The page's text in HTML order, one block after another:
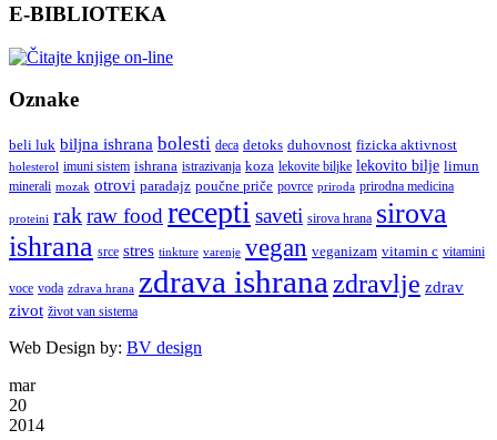
E-BIBLIOTEKA
Oznake
beli luk biljna ishrana bolesti deca detoks duhovnost fizicka aktivnost
holesterol imuni sistem ishrana istrazivanja koza lekovite biljke lekovito bilje limun
minerali mozak otrovi paradajz poučne priče povrce priroda prirodna medicina
proteini rakraw food recepti saveti sirova hrana sirova
ishrana srce stres tinkture varenje vegan veganizam vitamin c vitamini
voce voda zdrava hrana zdrava ishrana zdravlje zdrav
zivot život van sistema
Web Design by: BV design
mar
20
2014